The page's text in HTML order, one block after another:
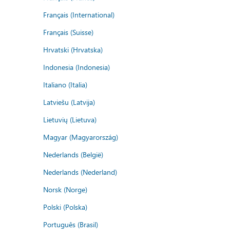
Français (International)
Français (Suisse)
Hrvatski (Hrvatska)
Indonesia (Indonesia)
Italiano (Italia)
Latviešu (Latvija)
Lietuvių (Lietuva)
Magyar (Magyarország)
Nederlands (België)
Nederlands (Nederland)
Norsk (Norge)
Polski (Polska)
Português (Brasil)